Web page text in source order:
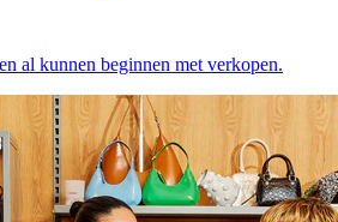
al kunnen beginnen met verkopen.